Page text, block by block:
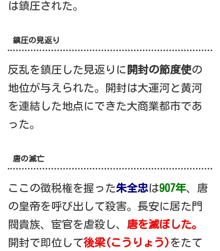
は鎮圧された。
鎮圧の見返り
反乱を鎮圧した見返りに 開封の節度使の
地位が与えられた。開封は大運河と黄河
を連結した地点にできた大商業都市であ
った。
唐の滅亡
ここの徴税権を握った朱全忠は907年、唐
の皇帝を呼び出して殺害。長安に居た門
閥貴族、宦官を虐殺し、 唐を滅ぼした。
開封で即位して後梁(こうりょう) をたて